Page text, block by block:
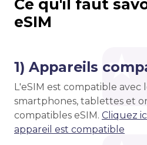
Ce qu'il faut
eSIM
1) Appareils
L'eSIM est compatible avec
smartphones, tablettes et
compatibles eSIM. Cliquez
appareil est compatible